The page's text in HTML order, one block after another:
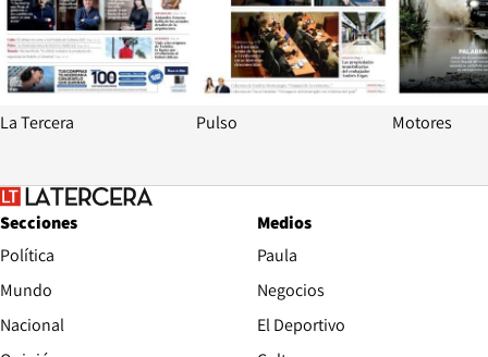
La Tercera Pulso Motores
Secciones
Política
Mundo
Nacional
Medios
Paula
Negocios
El Deportivo